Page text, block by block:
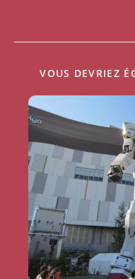
VOUS DEVRIEZ